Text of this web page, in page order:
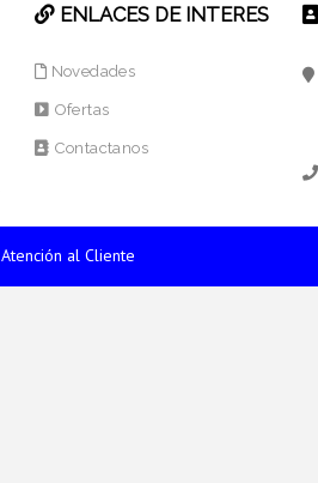
Atención al Cliente
ENLACES DE INTERES
Novedades
Ofertas
Contactanos